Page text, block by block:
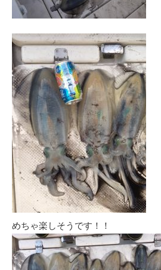
めちゃ楽しそうです！！